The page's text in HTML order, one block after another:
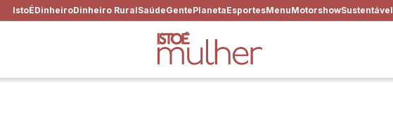
IstoÉDinheiroDinheiro RuralSaúdeGentePlanetaEsportesMenuMotorshowSustentável